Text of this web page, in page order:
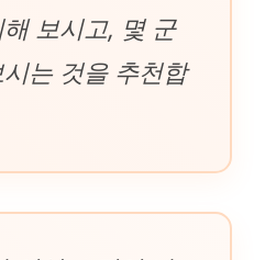
보시고, 몇 군
는 것을 추천합